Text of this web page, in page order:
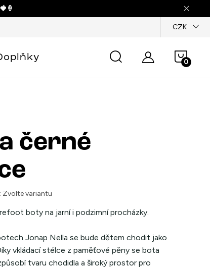
CZK
košík
černé
Zvolte variantu
boty na jarní i podzimní procházky.
Jonap Nella se bude dětem chodit jako
vkládací stélce z paměťové pěny se bota
tvaru chodidla a široký prostor pro